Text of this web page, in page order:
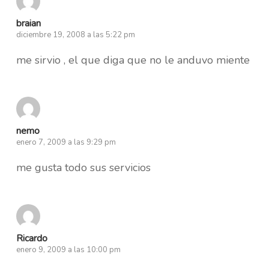
braian
diciembre 19, 2008 a las 5:22 pm
me sirvio , el que diga que no le anduvo miente
nemo
enero 7, 2009 a las 9:29 pm
me gusta todo sus servicios
Ricardo
enero 9, 2009 a las 10:00 pm